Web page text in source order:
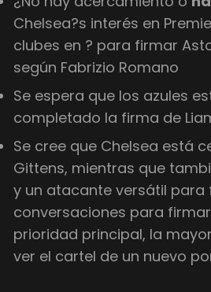
Chelsea?s interés en
clubes en ? para firmar
según Fabrizio Romano
Se espera que los azules
completado la firma de
Se cree que Chelsea está
Gittens, mientras que
y un atacante versátil para
conversaciones para
prioridad principal, la
ver el cartel de un nuevo